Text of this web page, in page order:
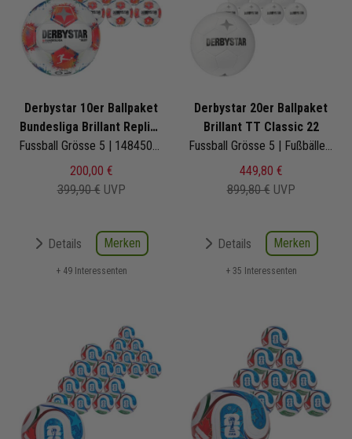
Derbystar 10er Ballpaket
Bundesliga Brillant Replica
v25
Fussball Grösse 5 | 1484500025 | Bundesligaball | Fußbälle Set 10-teilig
200,00 €
399,90 € UVP
Details Merken
+ 49 Interessenten
Derbystar 20er Ballpaket
Brillant TT Classic 22
Fussball Grösse 5 | Fußbälle Set 20-teilig
449,80 €
899,80 € UVP
Details Merken
+ 35 Interessenten